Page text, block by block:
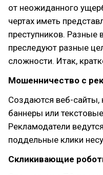
от неожиданного
чертах иметь
преступников.
преследуют разные
сложности. Итак,
Мошенничество с
Создаются веб-сайты,
баннеры или
Рекламодатели
поддельные клики
Скликивающие